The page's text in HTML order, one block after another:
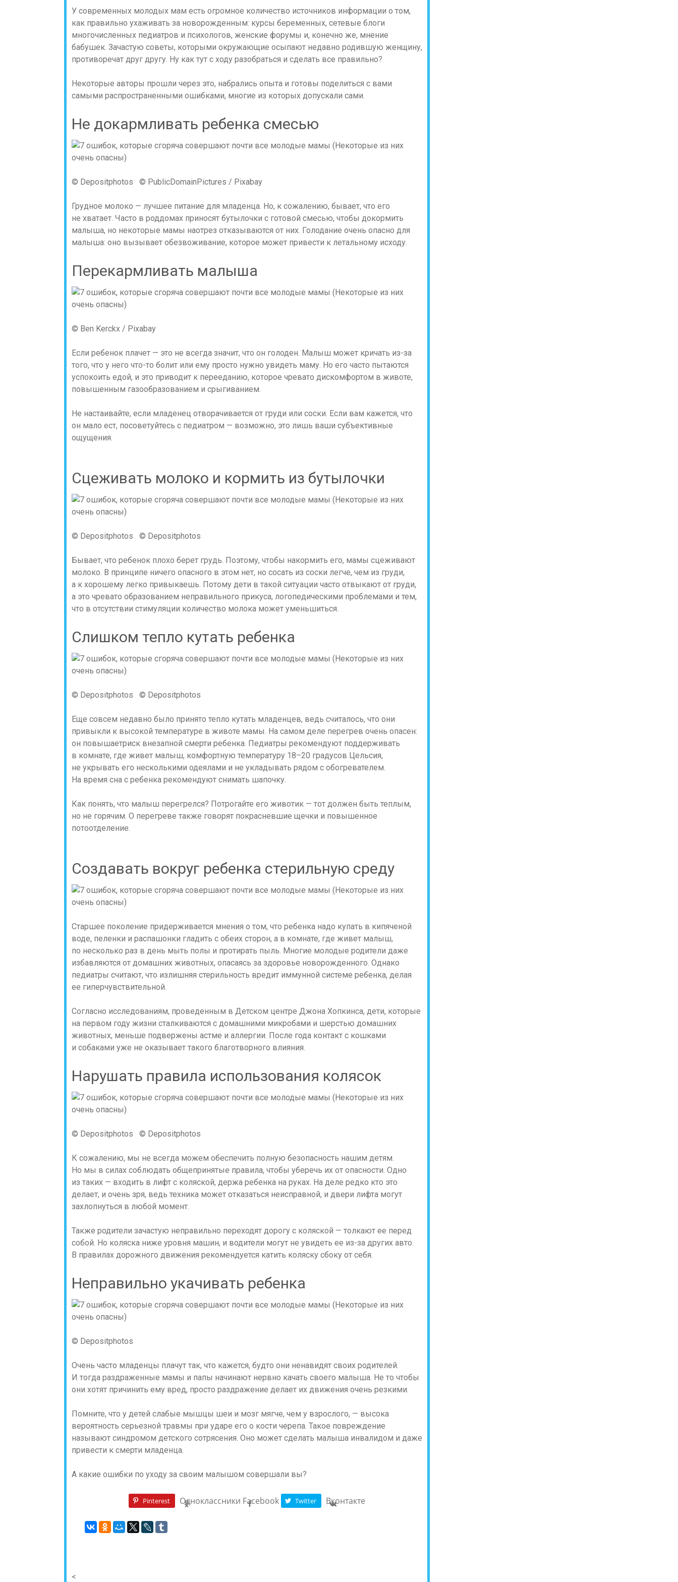
У современных молодых мам есть огромное количество источников информации о том,
как правильно ухаживать за новорожденным: курсы беременных, сетевые блоги
многочисленных педиатров и психологов, женские форумы и, конечно же, мнение
бабушек. Зачастую советы, которыми окружающие осыпают недавно родившую женщину,
противоречат друг другу. Ну как тут с ходу разобраться и сделать все правильно?
Некоторые авторы прошли через это, набрались опыта и готовы поделиться с вами
самыми распространенными ошибками, многие из которых допускали сами.
Не докармливать ребенка смесью
© Depositphotos © PublicDomainPictures / Pixabay
Грудное молоко — лучшее питание для младенца. Но, к сожалению, бывает, что его
не хватает. Часто в роддомах приносят бутылочки с готовой смесью, чтобы докормить
малыша, но некоторые мамы наотрез отказываются от них. Голодание очень опасно для
малыша: оно вызывает обезвоживание, которое может привести к летальному исходу.
Перекармливать малыша
© Ben Kerckx / Pixabay
Если ребенок плачет — это не всегда значит, что он голоден. Малыш может кричать из-за
того, что у него что-то болит или ему просто нужно увидеть маму. Но его часто пытаются
успокоить едой, и это приводит к перееданию, которое чревато дискомфортом в животе,
повышенным газообразованием и срыгиванием.
Не настаивайте, если младенец отворачивается от груди или соски. Если вам кажется, что
он мало ест, посоветуйтесь с педиатром — возможно, это лишь ваши субъективные
ощущения.
Сцеживать молоко и кормить из бутылочки
© Depositphotos © Depositphotos
Бывает, что ребенок плохо берет грудь. Поэтому, чтобы накормить его, мамы сцеживают
молоко. В принципе ничего опасного в этом нет, но сосать из соски легче, чем из груди,
а к хорошему легко привыкаешь. Потому дети в такой ситуации часто отвыкают от груди,
а это чревато образованием неправильного прикуса, логопедическими проблемами и тем,
что в отсутствии стимуляции количество молока может уменьшиться.
Слишком тепло кутать ребенка
© Depositphotos © Depositphotos
Еще совсем недавно было принято тепло кутать младенцев, ведь считалось, что они
привыкли к высокой температуре в животе мамы. На самом деле перегрев очень опасен:
он повышаетриск внезапной смерти ребенка. Педиатры рекомендуют поддерживать
в комнате, где живет малыш, комфортную температуру 18–20 градусов Цельсия,
не укрывать его несколькими одеялами и не укладывать рядом с обогревателем.
На время сна с ребенка рекомендуют снимать шапочку.
Как понять, что малыш перегрелся? Потрогайте его животик — тот должен быть теплым,
но не горячим. О перегреве также говорят покрасневшие щечки и повышенное
потоотделение.
Создавать вокруг ребенка стерильную среду
Старшее поколение придерживается мнения о том, что ребенка надо купать в кипяченой
воде, пеленки и распашонки гладить с обеих сторон, а в комнате, где живет малыш,
по несколько раз в день мыть полы и протирать пыль. Многие молодые родители даже
избавляются от домашних животных, опасаясь за здоровье новорожденного. Однако
педиатры считают, что излишняя стерильность вредит иммунной системе ребенка, делая
ее гиперчувствительной.
Согласно исследованиям, проведенным в Детском центре Джона Хопкинса, дети, которые
на первом году жизни сталкиваются с домашними микробами и шерстью домашних
животных, меньше подвержены астме и аллергии. После года контакт с кошками
и собаками уже не оказывает такого благотворного влияния.
Нарушать правила использования колясок
© Depositphotos © Depositphotos
К сожалению, мы не всегда можем обеспечить полную безопасность нашим детям.
Но мы в силах соблюдать общепринятые правила, чтобы уберечь их от опасности. Одно
из таких — входить в лифт с коляской, держа ребенка на руках. На деле редко кто это
делает, и очень зря, ведь техника может отказаться неисправной, и двери лифта могут
захлопнуться в любой момент.
Также родители зачастую неправильно переходят дорогу с коляской — толкают ее перед
собой. Но коляска ниже уровня машин, и водители могут не увидеть ее из-за других авто.
В правилах дорожного движения рекомендуется катить коляску сбоку от себя.
Неправильно укачивать ребенка
© Depositphotos
Очень часто младенцы плачут так, что кажется, будто они ненавидят своих родителей.
И тогда раздраженные мамы и папы начинают нервно качать своего малыша. Не то чтобы
они хотят причинить ему вред, просто раздражение делает их движения очень резкими.
Помните, что у детей слабые мышцы шеи и мозг мягче, чем у взрослого, — высока
вероятность серьезной травмы при ударе его о кости черепа. Такое повреждение
называют синдромом детского сотрясения. Оно может сделать малыша инвалидом и даже
привести к смерти младенца.
А какие ошибки по уходу за своим малышом совершали вы?
Pinterest Одноклассники Facebook Twitter Вконтакте
<